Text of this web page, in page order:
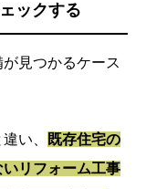
ックする
見つかるケース
い、
既存住宅の
リフォーム工事